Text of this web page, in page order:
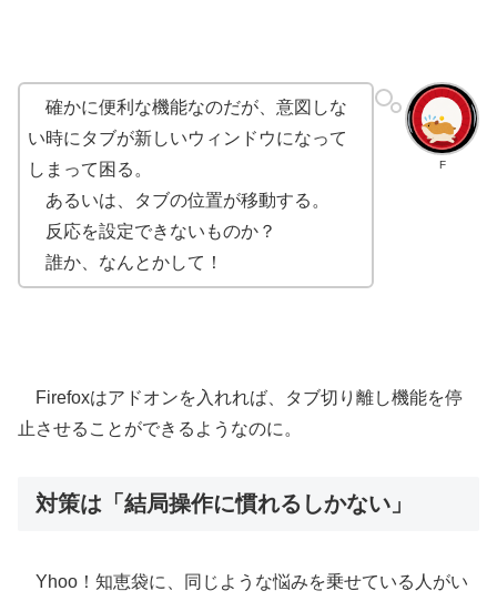
F
確かに便利な機能なのだが、意図しな
い時にタブが新しいウィンドウになって
しまって困る。
あるいは、タブの位置が移動する。
反応を設定できないものか？
誰か、なんとかして！
Firefoxはアドオンを入れれば、タブ切り離し機能を停
止させることができるようなのに。
対策は「結局操作に慣れるしかない」
Yhoo！知恵袋に、同じような悩みを乗せている人がい